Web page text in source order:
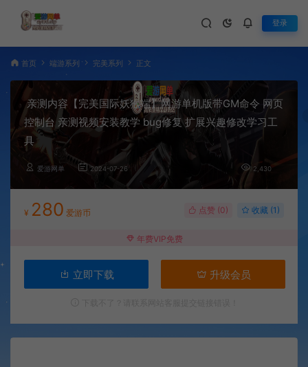
登录
首页 端游系列 完美系列 正文
亲测内容【完美国际妖猴端】网游单机版带GM命令 网页
控制台 亲测视频安装教学 bug修复 扩展兴趣修改学习工
具
爱游网单 2024-07-26 2,430
¥ 280 爱游币 点赞 (0) 收藏 (1)
年费VIP免费
立即下载 升级会员